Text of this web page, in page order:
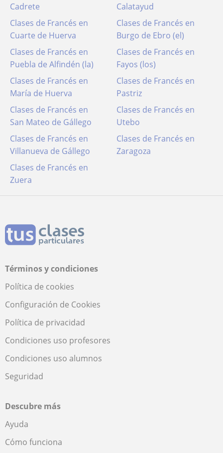
Cadrete
Calatayud
Clases de Francés en
Cuarte de Huerva
Clases de Francés en
Burgo de Ebro (el)
Clases de Francés en
Puebla de Alfindén (la)
Clases de Francés en
Fayos (los)
Clases de Francés en
María de Huerva
Clases de Francés en
Pastriz
Clases de Francés en
San Mateo de Gállego
Clases de Francés en
Utebo
Clases de Francés en
Villanueva de Gállego
Clases de Francés en
Zaragoza
Clases de Francés en
Zuera
Términos y condiciones
Política de cookies
Configuración de Cookies
Política de privacidad
Condiciones uso profesores
Condiciones uso alumnos
Seguridad
Descubre más
Ayuda
Cómo funciona